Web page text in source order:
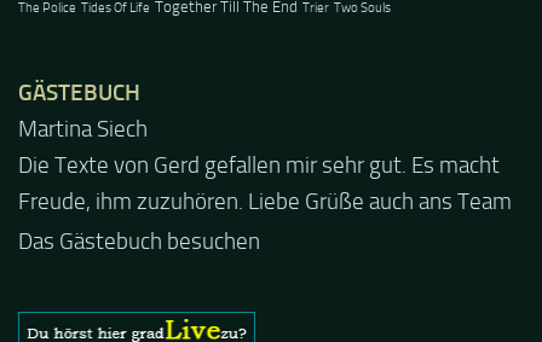
The Police Tides Of Life Together Till The End Trier Two Souls
GÄSTEBUCH
Jacel
Guten Abend und auch von uns nochmals besten
Dank für die tolle Mucke zur Party! Der aktuelle Live
Stream ist eine schöne Zusammenfassung - Merci...